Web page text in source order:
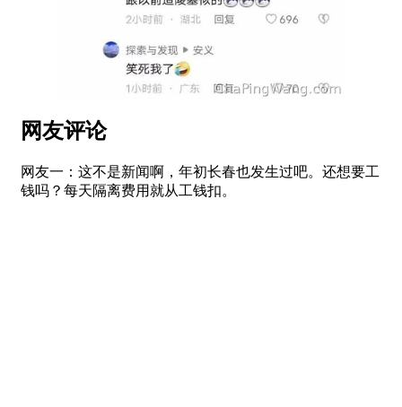
网友评论
网友一：这不是新闻啊，年初长春也发生过吧。还想要工
钱吗？每天隔离费用就从工钱扣。